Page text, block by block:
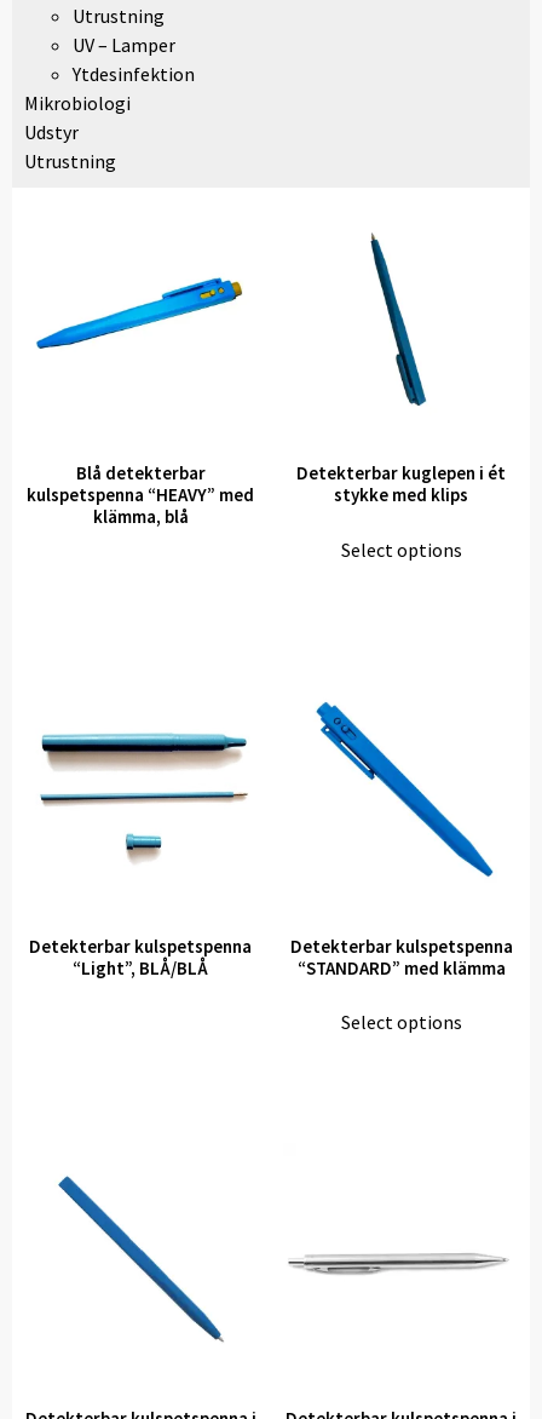
Utrustning
UV – Lamper
Ytdesinfektion
Mikrobiologi
Udstyr
Utrustning
Blå detekterbar
kulspetspenna “HEAVY” med
klämma, blå
Detekterbar kuglepen i ét
stykke med klips
Select options
Detekterbar kulspetspenna
“Light”, BLÅ/BLÅ
Detekterbar kulspetspenna
“STANDARD” med klämma
Select options